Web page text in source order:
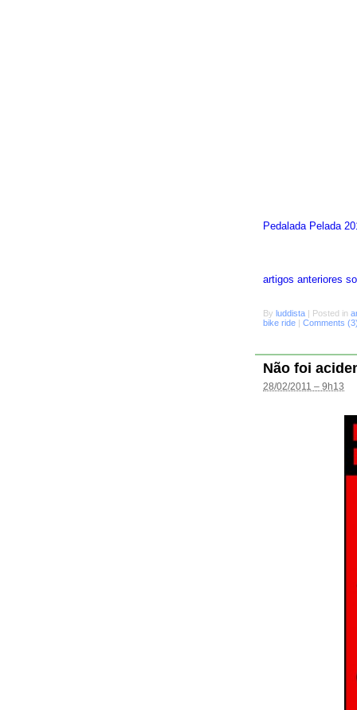
Pedalada Pelada
artigos anteriores
By luddista | Posted in
bike ride | Comments
Não foi
28/02/2011 – 9h13